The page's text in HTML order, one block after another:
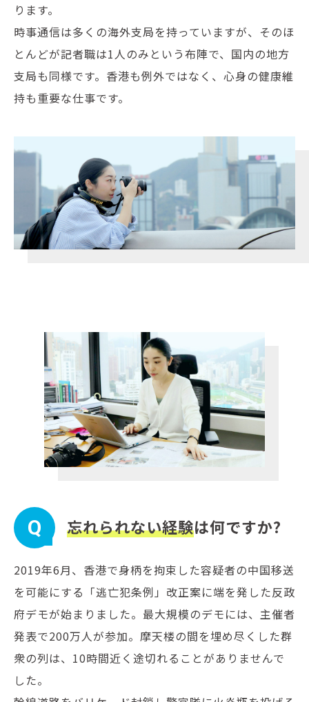
ります。
時事通信は多くの海外支局を持っていますが、そのほ
とんどが記者職は1人のみという布陣で、国内の地方
支局も同様です。香港も例外ではなく、心身の健康維
持も重要な仕事です。
Q 忘れられない経験は何ですか?
2019年6月、香港で身柄を拘束した容疑者の中国移送
を可能にする「逃亡犯条例」改正案に端を発した反政
府デモが始まりました。最大規模のデモには、主催者
発表で200万人が参加。摩天楼の間を埋め尽くした群
衆の列は、10時間近く途切れることがありませんで
した。